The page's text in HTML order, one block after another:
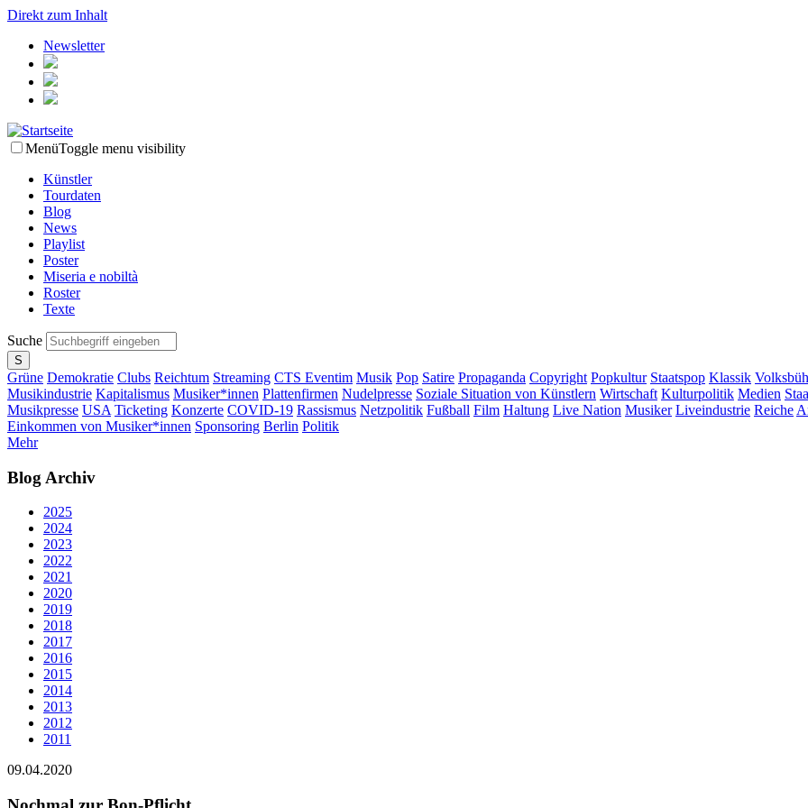
Direkt zum Inhalt
Newsletter
MenüToggle menu visibility
Künstler
Tourdaten
Blog
News
Playlist
Poster
Miseria e nobiltà
Roster
Texte
Suche
Grüne Demokratie Clubs Reichtum Streaming CTS Eventim Musik Pop Satire Propaganda Copyright Popkultur Staatspop Klassik
Musikindustrie Kapitalismus Musiker*innen Plattenfirmen Nudelpresse Soziale Situation von Künstlern Wirtschaft Kulturpolitik Medien
Musikpresse USA Ticketing Konzerte COVID-19 Rassismus Netzpolitik Fußball Film Haltung Live Nation Musiker Liveindustrie Reiche
Einkommen von Musiker*innen Sponsoring Berlin Politik
Mehr
Blog Archiv
2025
2024
2023
2022
2021
2020
2019
2018
2017
2016
2015
2014
2013
2012
2011
09.04.2020